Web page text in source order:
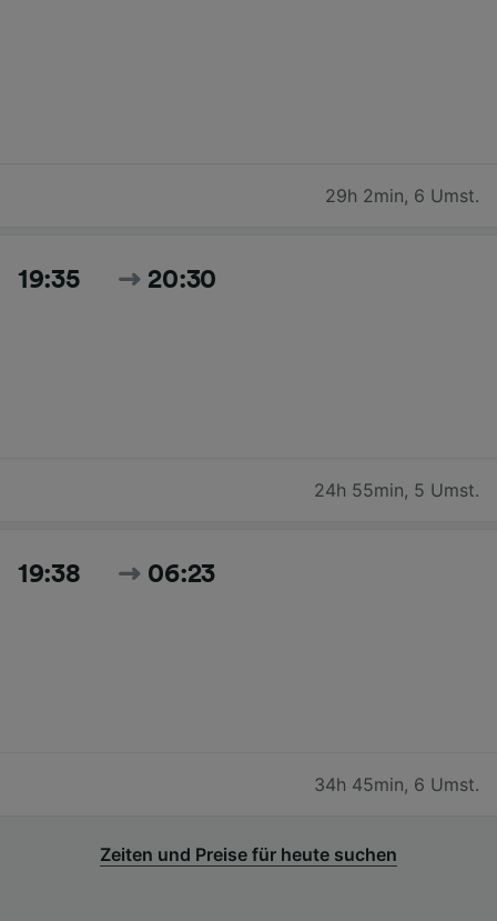
29h 2min, 6 Umst.
19:35 20:30
24h 55min, 5 Umst.
19:38 06:23
34h 45min, 6 Umst.
Zeiten und Preise für heute suchen